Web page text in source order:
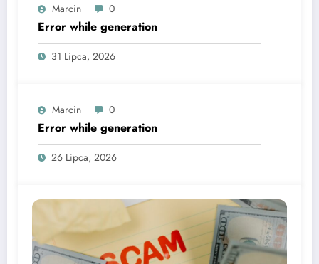
Marcin 0
Error while generation
31 Lipca, 2026
Marcin 0
Error while generation
26 Lipca, 2026